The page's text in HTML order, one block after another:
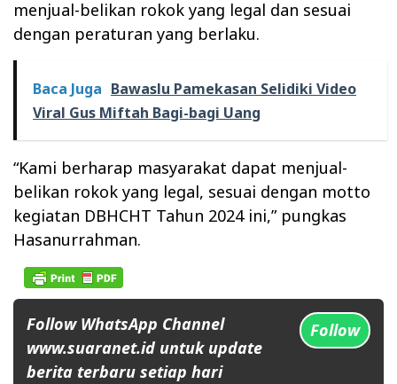
menjual-belikan rokok yang legal dan sesuai
dengan peraturan yang berlaku.
Baca Juga Bawaslu Pamekasan Selidiki Video
Viral Gus Miftah Bagi-bagi Uang
“Kami berharap masyarakat dapat menjual-
belikan rokok yang legal, sesuai dengan motto
kegiatan DBHCHT Tahun 2024 ini,” pungkas
Hasanurrahman.
Follow WhatsApp Channel
www.suaranet.id untuk update
berita terbaru setiap hari
Follow